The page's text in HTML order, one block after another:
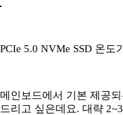
PCIe 5.0 NVMe SSD 온도
메인보드에서 기본 제공
드리고 싶은데요. 대략